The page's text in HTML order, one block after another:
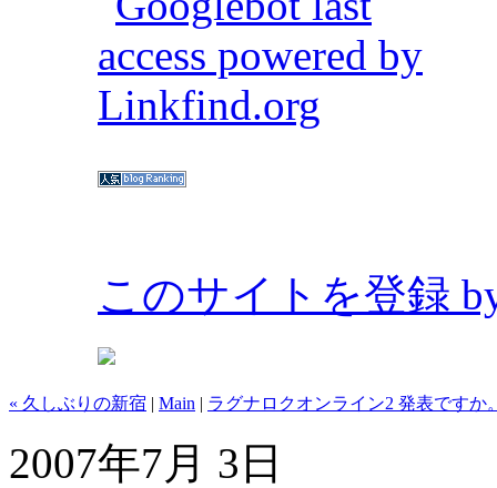
このサイトを登録
« 久しぶりの新宿 | Main | ラグナロクオンライン2 発表ですか
2007年7月 3日